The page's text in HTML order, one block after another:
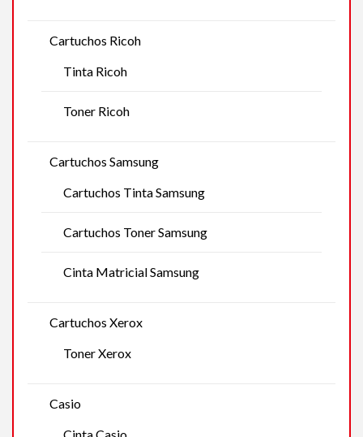
Cartuchos Ricoh
Tinta Ricoh
Toner Ricoh
Cartuchos Samsung
Cartuchos Tinta Samsung
Cartuchos Toner Samsung
Cinta Matricial Samsung
Cartuchos Xerox
Toner Xerox
Casio